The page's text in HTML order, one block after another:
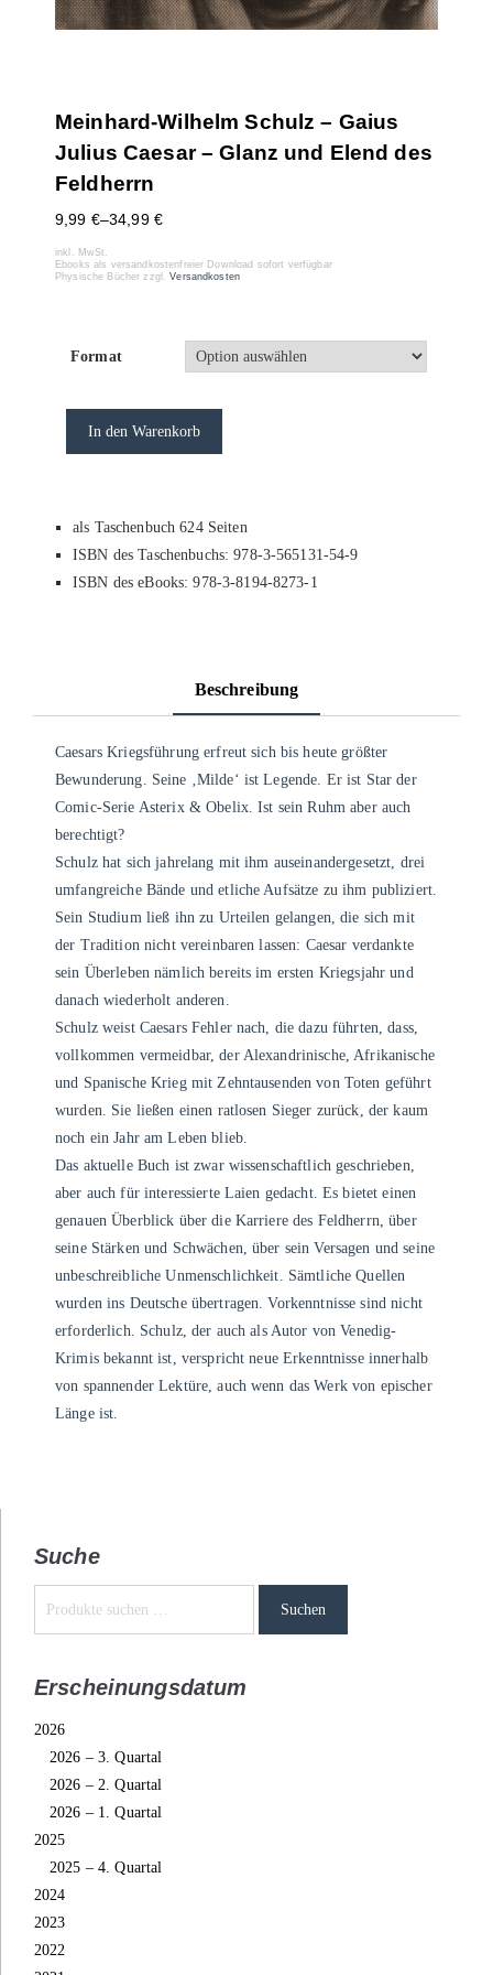
Meinhard-Wilhelm Schulz – Gaius
Julius Caesar – Glanz und Elend des
Feldherrn
9,99 €–34,99 €
inkl. MwSt.
Ebooks als versandkostenfreier Download sofort verfügbar
Physische Bücher zzgl.Versandkosten
Format
In den Warenkorb
als Taschenbuch 624 Seiten
ISBN des Taschenbuchs: 978-3-565131-54-9
ISBN des eBooks: 978-3-8194-8273-1
Beschreibung
Caesars Kriegsführung erfreut sich bis heute größter
Bewunderung. Seine ‚Milde‘ ist Legende. Er ist Star der
Comic-Serie Asterix & Obelix. Ist sein Ruhm aber auch
berechtigt?
Schulz hat sich jahrelang mit ihm auseinandergesetzt, drei
umfangreiche Bände und etliche Aufsätze zu ihm publiziert.
Sein Studium ließ ihn zu Urteilen gelangen, die sich mit
der Tradition nicht vereinbaren lassen: Caesar verdankte
sein Überleben nämlich bereits im ersten Kriegsjahr und
danach wiederholt anderen.
Schulz weist Caesars Fehler nach, die dazu führten, dass,
vollkommen vermeidbar, der Alexandrinische, Afrikanische
und Spanische Krieg mit Zehntausenden von Toten geführt
wurden. Sie ließen einen ratlosen Sieger zurück, der kaum
noch ein Jahr am Leben blieb.
Das aktuelle Buch ist zwar wissenschaftlich geschrieben,
aber auch für interessierte Laien gedacht. Es bietet einen
genauen Überblick über die Karriere des Feldherrn, über
seine Stärken und Schwächen, über sein Versagen und seine
unbeschreibliche Unmenschlichkeit. Sämtliche Quellen
wurden ins Deutsche übertragen. Vorkenntnisse sind nicht
erforderlich. Schulz, der auch als Autor von Venedig-
Krimis bekannt ist, verspricht neue Erkenntnisse innerhalb
von spannender Lektüre, auch wenn das Werk von epischer
Länge ist.
Suche
Suchen
Erscheinungsdatum
2026
2026 – 3. Quartal
2026 – 2. Quartal
2026 – 1. Quartal
2025
2025 – 4. Quartal
2024
2023
2022